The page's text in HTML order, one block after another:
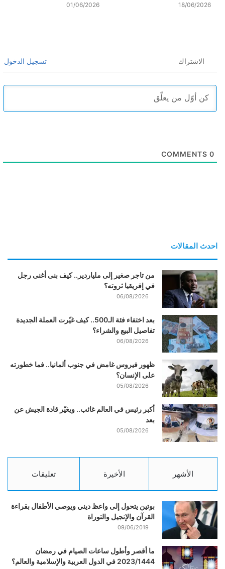
18/06/2026
01/06/2026
الاشتراك تسجيل الدخول
0
احدث المقالات
من تاجر صغير إلى ملياردير.. كيف بنى أغنى رجل
في إفريقيا ثروته؟
06/08/2026
بعد اختفاء فئة الـ500.. كيف غيّرت العملة الجديدة
تفاصيل البيع والشراء؟
06/08/2026
ظهور فيروس غامض في جنوب ألمانيا.. فما خطورته
على الإنسان؟
05/08/2026
أكبر رئيس في العالم غائب.. ويغيّر قادة الجيش عن
بعد
05/08/2026
الأشهر الأخيرة تعليقات
بوتين يتحول إلى واعظ ديني ويوصي الأطفال بقراءة
القرآن والإنجيل والتوراة
09/06/2019
ما أقصر وأطول ساعات الصيام في رمضان
2023/1444 في الدول العربية والإسلامية والعالم؟